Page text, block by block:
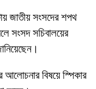
জাতীয় সংসদের শপথ
সংসদ সচিবালয়ের
আলোচনার বিষয়ে স্পিকার